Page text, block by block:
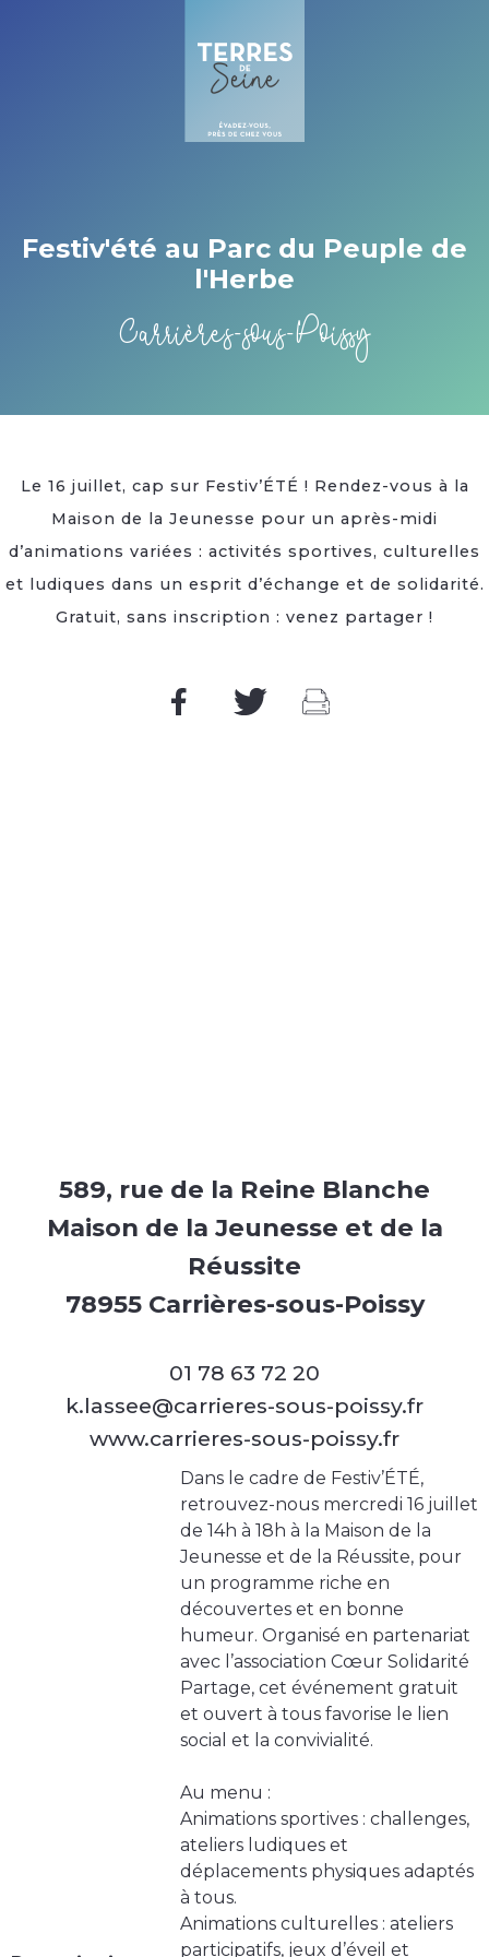
Festiv'été au Parc du Peuple de
l'Herbe
Carrières-sous-Poissy
Le 16 juillet, cap sur Festiv’ÉTÉ ! Rendez-vous à la
Maison de la Jeunesse pour un après-midi
d’animations variées : activités sportives, culturelles
et ludiques dans un esprit d’échange et de solidarité.
Gratuit, sans inscription : venez partager !
589, rue de la Reine Blanche
Maison de la Jeunesse et de la
Réussite
78955 Carrières-sous-Poissy
01 78 63 72 20
k.lassee@carrieres-sous-poissy.fr
www.carrieres-sous-poissy.fr
Dans le cadre de Festiv’ÉTÉ,
retrouvez-nous mercredi 16 juillet
de 14h à 18h à la Maison de la
Jeunesse et de la Réussite, pour
un programme riche en
découvertes et en bonne
humeur. Organisé en partenariat
avec l’association Cœur Solidarité
Partage, cet événement gratuit
et ouvert à tous favorise le lien
social et la convivialité.
Au menu :
Animations sportives : challenges,
ateliers ludiques et
déplacements physiques adaptés
à tous.
Animations culturelles : ateliers
participatifs, jeux d’éveil et